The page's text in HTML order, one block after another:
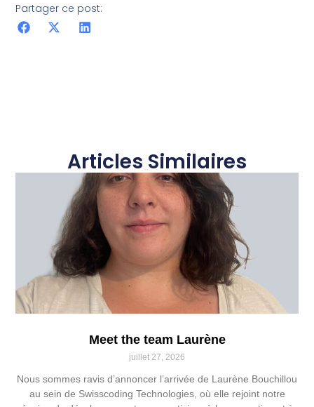
Partager ce post:
Articles Similaires
Meet the team Laurène
juillet 27, 2026
Nous sommes ravis d’annoncer l’arrivée de Laurène Bouchillou
au sein de Swisscoding Technologies, où elle rejoint notre